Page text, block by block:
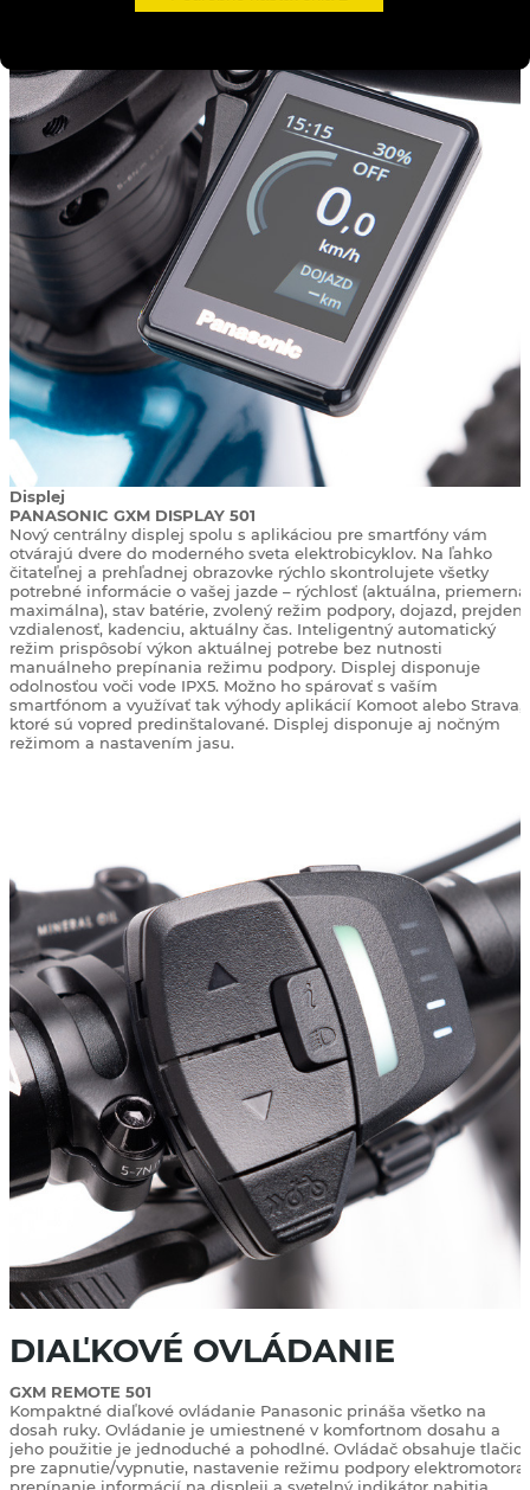
Displej
PANASONIC GXM DISPLAY 501
Nový centrálny displej spolu s aplikáciou pre smartfóny vám
otvárajú dvere do moderného sveta elektrobicyklov. Na ľahko
čitateľnej a prehľadnej obrazovke rýchlo skontrolujete všetky
potrebné informácie o vašej jazde – rýchlosť (aktuálna, priemerná,
maximálna), stav batérie, zvolený režim podpory, dojazd,
vzdialenosť, kadenciu, aktuálny čas. Inteligentný automatický
režim prispôsobí výkon aktuálnej potrebe bez nutnosti
manuálneho prepínania režimu podpory. Displej disponuje
odolnosťou voči vode IPX5. Možno ho spárovať s vaším
smartfónom a využívať tak výhody aplikácií Komoot alebo Strava,
ktoré sú vopred predinštalované. Displej disponuje aj nočným
režimom a nastavením jasu.
DIAĽKOVÉ OVLÁDANIE
GXM REMOTE 501
Kompaktné diaľkové ovládanie Panasonic prináša všetko na
dosah ruky. Ovládanie je umiestnené v komfortnom dosahu a
jeho použitie je jednoduché a pohodlné. Ovládač obsahuje
pre zapnutie/vypnutie, nastavenie režimu podpory elektromotora,